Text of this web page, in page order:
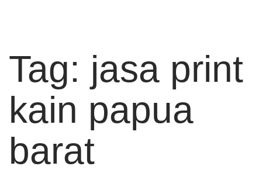
Tag: jasa print
kain papua
barat